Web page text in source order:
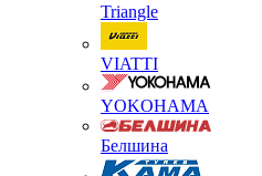
Triangle
VIATTI
YOKOHAMA
Белшина